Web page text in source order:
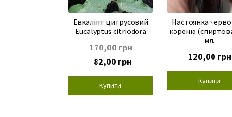
Евкаліпт цитрусовий
Eucalyptus citriodora
170,00грн
Оригінальна
82,00 грн
Купити
Настоянка
кореню
мл.
120,00 грн
Купити